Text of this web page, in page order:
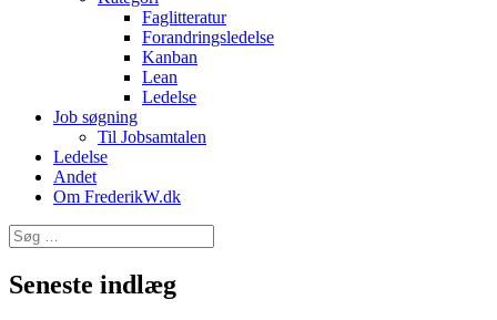
Faglitteratur
Forandringsledelse
Kanban
Lean
Ledelse
Job søgning
Til Jobsamtalen
Ledelse
Andet
Om FrederikW.dk
Søg
efter:
Seneste indlæg